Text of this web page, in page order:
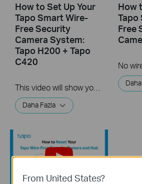
How to Set Up Your
Tapo Smart Wire-
Free Security
Camera System:
Tapo H200 + Tapo
C420
Daha Fazla
How
Tapo
Free
From United States?